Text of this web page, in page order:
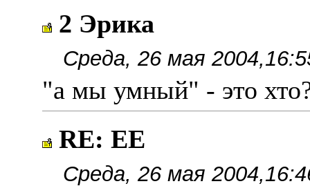
2 Эрика
Среда, 26 мая
"а мы умный" - это
RE: ЕЕ
Среда, 26 мая